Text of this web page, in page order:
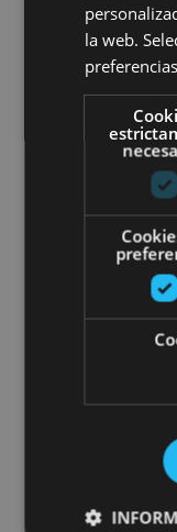
Orreaga/
Kayak
la web.